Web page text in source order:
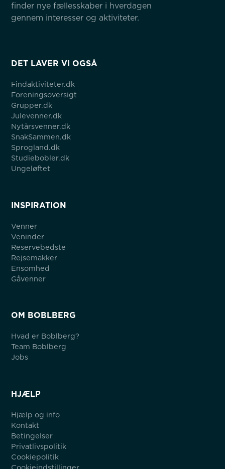
finder nye fællesskaber i hverdagen
gennem interesser og aktiviteter.
DET LAVER VI OGSÅ
Findaktiviteter.dk
Foreningsoversigt
Grupper.dk
Julevenner.dk
Nytårsvenner.dk
SnakSammen.dk
Sprogland.dk
Studiebobler.dk
Ungeløftet
INSPIRATION
Venner
Veninder
Reservebedste
Rejsemakker
Ensomhed
Gåvenner
OM BOBLBERG
Hvad er Boblberg?
Team Boblberg
Jobs
HJÆLP
Hjælp og info
Kontakt
Betingelser
Privatlivspolitik
Cookiepolitik
Cookieindstillinger